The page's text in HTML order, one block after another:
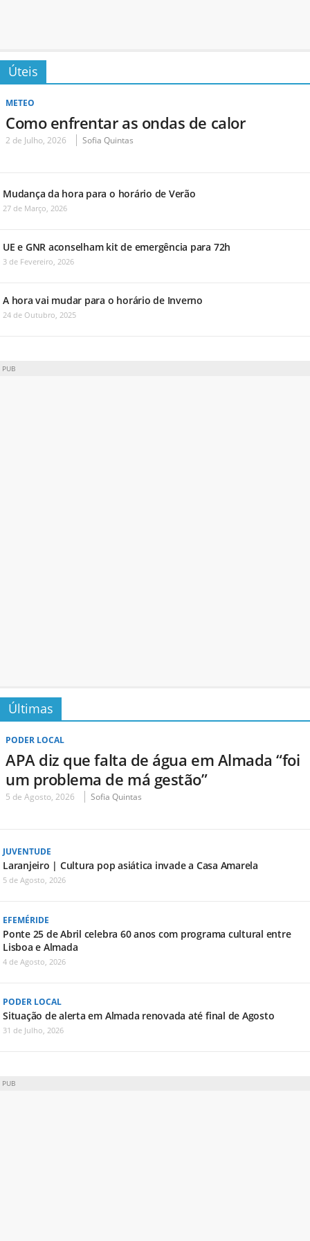
Úteis
METEO
Como enfrentar as ondas de calor
2 de Julho, 2026 Sofia Quintas
Mudança da hora para o horário de Verão
27 de Março, 2026
UE e GNR aconselham kit de emergência para 72h
3 de Fevereiro, 2026
A hora vai mudar para o horário de Inverno
24 de Outubro, 2025
PUB
Últimas
PODER LOCAL
APA diz que falta de água em Almada “foi
um problema de má gestão”
5 de Agosto, 2026 Sofia Quintas
JUVENTUDE
Laranjeiro | Cultura pop asiática invade a Casa Amarela
5 de Agosto, 2026
EFEMÉRIDE
Ponte 25 de Abril celebra 60 anos com programa cultural entre
Lisboa e Almada
4 de Agosto, 2026
PODER LOCAL
Situação de alerta em Almada renovada até final de Agosto
31 de Julho, 2026
PUB